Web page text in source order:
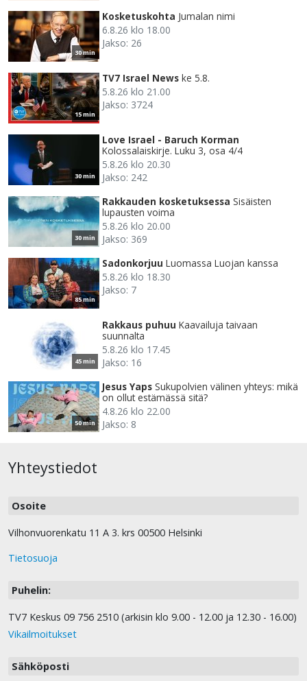
30 min
Kosketuskohta Jumalan nimi
6.8.26 klo 18.00
Jakso: 26
15 min
TV7 Israel News ke 5.8.
5.8.26 klo 21.00
Jakso: 3724
30 min
Love Israel - Baruch Korman
Kolossalaiskirje. Luku 3, osa 4/4
5.8.26 klo 20.30
Jakso: 242
30 min
Rakkauden kosketuksessa Sisäisten
lupausten voima
5.8.26 klo 20.00
Jakso: 369
85 min
Sadonkorjuu Luomassa Luojan kanssa
5.8.26 klo 18.30
Jakso: 7
45 min
Rakkaus puhuu Kaavailuja taivaan
suunnalta
5.8.26 klo 17.45
Jakso: 16
50 min
Jesus Yaps Sukupolvien välinen yhteys: mikä
on ollut estämässä sitä?
4.8.26 klo 22.00
Jakso: 8
Yhteystiedot
Osoite
Vilhonvuorenkatu 11 A 3. krs 00500 Helsinki
Tietosuoja
Puhelin:
TV7 Keskus 09 756 2510 (arkisin klo 9.00 - 12.00 ja 12.30 - 16.00)
Vikailmoitukset
Sähköposti